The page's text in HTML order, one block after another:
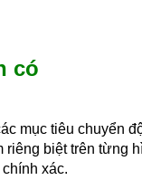
có
mục tiêu chuyển
biệt trên từng
xác.